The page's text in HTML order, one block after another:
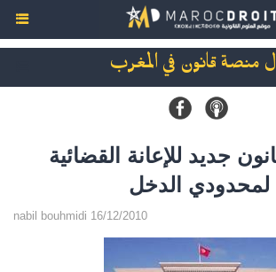
منصة قانون في المغرب
جديد للإعانة القضائية
لمحدودي الدخل
nabil bouhmidi 16/12/2010